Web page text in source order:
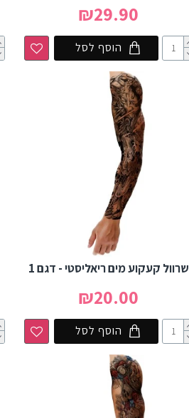
₪29.90
הוסף לסל
שרוול קעקוע מים ריאליסטי - דגם 1
₪20.00
הוסף לסל